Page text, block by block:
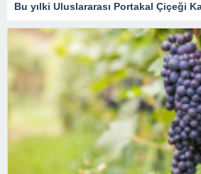
Bu yılki Uluslararası Portakal Çiçeği